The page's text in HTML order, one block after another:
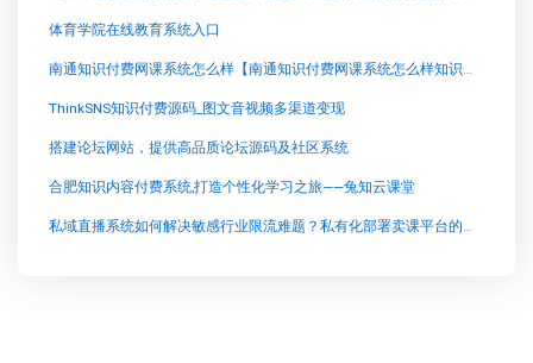
体育学院在线教育系统入口
南通知识付费网课系统怎么样【南通知识付费网课系统怎么样知识付费系统系统怎么制作，知识付费系统搭建使用教程】
ThinkSNS知识付费源码_图文音视频多渠道变现
搭建论坛网站，提供高品质论坛源码及社区系统
合肥知识内容付费系统,打造个性化学习之旅——兔知云课堂
私域直播系统如何解决敏感行业限流难题？私有化部署卖课平台的深度解析